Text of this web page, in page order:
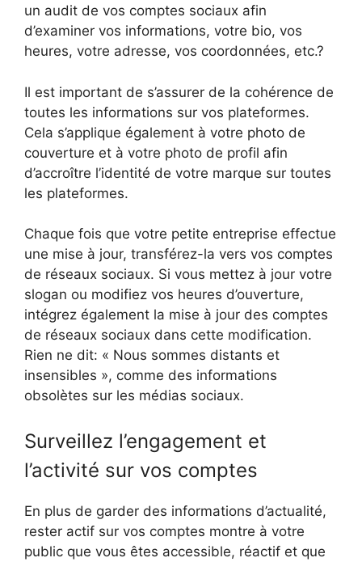
un audit de vos comptes sociaux afin
d’examiner vos informations, votre bio, vos
heures, votre adresse, vos coordonnées, etc.?
Il est important de s’assurer de la cohérence de
toutes les informations sur vos plateformes.
Cela s’applique également à votre photo de
couverture et à votre photo de profil afin
d’accroître l’identité de votre marque sur toutes
les plateformes.
Chaque fois que votre petite entreprise effectue
une mise à jour, transférez-la vers vos comptes
de réseaux sociaux. Si vous mettez à jour votre
slogan ou modifiez vos heures d’ouverture,
intégrez également la mise à jour des comptes
de réseaux sociaux dans cette modification.
Rien ne dit: « Nous sommes distants et
insensibles », comme des informations
obsolètes sur les médias sociaux.
Surveillez l’engagement et
l’activité sur vos comptes
En plus de garder des informations d’actualité,
rester actif sur vos comptes montre à votre
public que vous êtes accessible, réactif et que